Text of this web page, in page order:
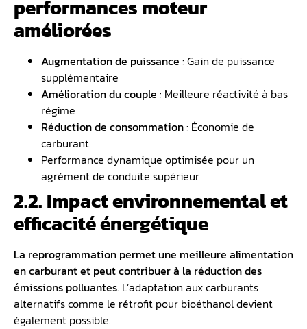
performances moteur
améliorées
Augmentation de puissance : Gain de puissance
supplémentaire
Amélioration du couple : Meilleure réactivité à bas
régime
Réduction de consommation: Économie de
carburant
Performance dynamique optimisée pour un
agrément de conduite supérieur
2.2. Impact environnemental et
efficacité énergétique
La reprogrammation permet une meilleure alimentation
en carburant et peut contribuer à la réduction des
émissions polluantes. L’adaptation aux carburants
alternatifs comme le rétrofit pour bioéthanol devient
également possible.